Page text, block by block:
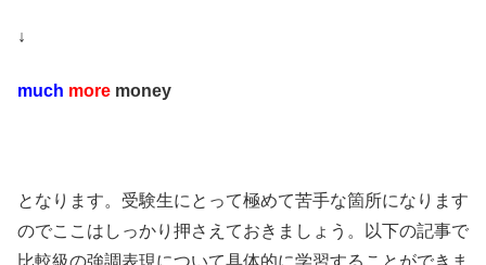
↓
much more money
となります。受験生にとって極めて苦手な箇所になります
のでここはしっかり押さえておきましょう。以下の記事で